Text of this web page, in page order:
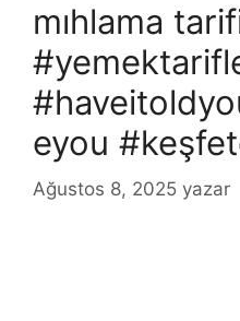
mıhlama
eyou
Ağustos 8, 2025 yazar